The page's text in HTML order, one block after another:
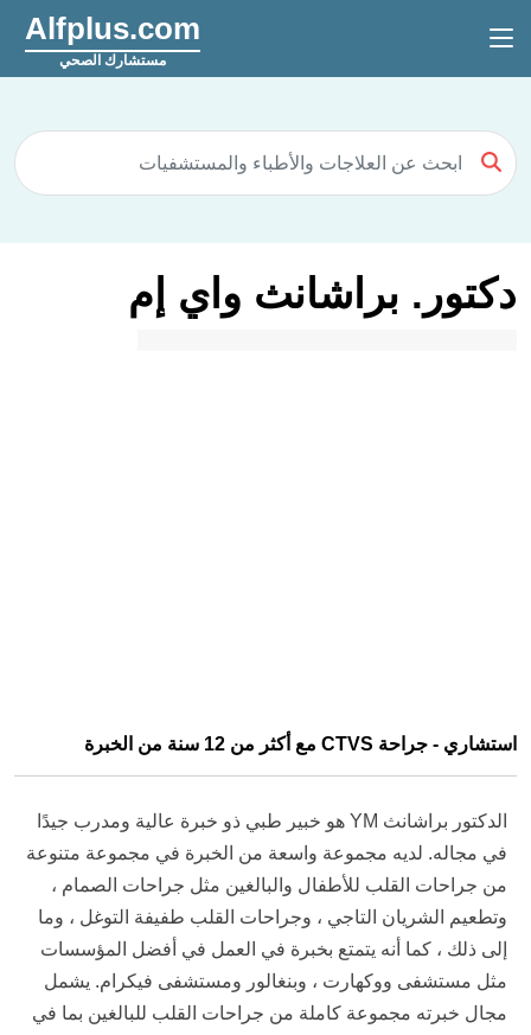
Alfplus.com
مستشارك الصحي
دكتور. براشانث واي إم
استشاري - جراحة CTVS مع أكثر من 12 سنة من الخبرة
الدكتور براشانث YM هو خبير طبي ذو خبرة عالية ومدرب جيدًا
في مجاله. لديه مجموعة واسعة من الخبرة في مجموعة متنوعة
من جراحات القلب للأطفال والبالغين مثل جراحات الصمام ،
وتطعيم الشريان التاجي ، وجراحات القلب طفيفة التوغل ، وما
إلى ذلك ، كما أنه يتمتع بخبرة في العمل في أفضل المؤسسات
مثل مستشفى ووكهارت ، وبنغالور ومستشفى فيكرام. يشمل
مجال خبرته مجموعة كاملة من جراحات القلب للبالغين بما في